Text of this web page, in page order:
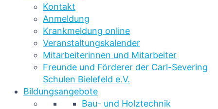
Kontakt
Anmeldung
Krankmeldung online
Veranstaltungskalender
Mitarbeiterinnen und Mitarbeiter
Freunde und Förderer der Carl-Severing
Schulen Bielefeld e.V.
Bildungsangebote
Bau- und Holztechnik